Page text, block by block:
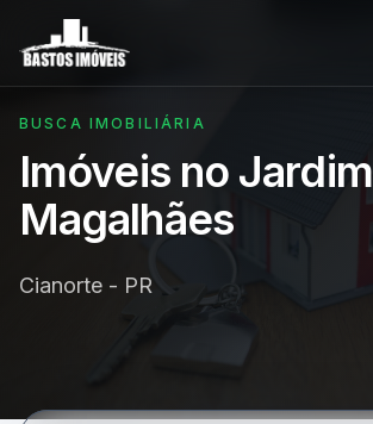
BUSCA IMOBILIÁRIA
Imóveis no Jardim
Magalhães
Cianorte - PR